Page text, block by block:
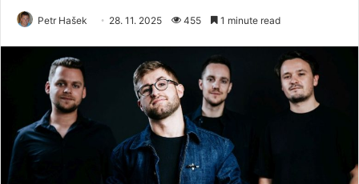
Petr Hašek 28. 11. 2025 455 1 minute read